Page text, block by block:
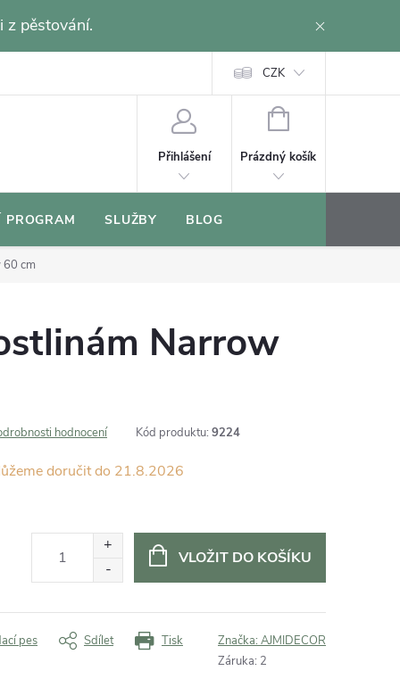
z pěstování.
CZK
Přihlášení
NÁKUPNÍ
Prázdný košík
PROGRAM SLUŽBY BLOG
cm
Narrow
hodnocení Kód produktu: 9224
21.8.2026
VLOŽIT DO KOŠÍKU
Tisk
pes Sdílet Značka: AJMIDECOR
Záruka: 2